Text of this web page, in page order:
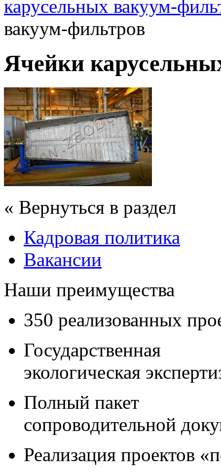
карусельных вакуум-
вакуум-фильтров
Ячейки
« Вернуться в раздел
Кадровая политика
Вакансии
Наши преимущества
350 реализованных
Государственная
экологическая
Полный пакет
сопроводительной
Реализация проектов